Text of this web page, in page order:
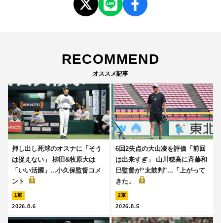
RECOMMEND
オススメ記事
押し出し死球のオスナに「そう
は捉えない」 柳田&牧原大は
「いい活躍」...小久保監督コメ
ント
1軍
2026.8.6
6回2失点の大山凌を評価「前回
は出来すぎ」 山川穂高に斉藤和
巳監督が“太鼓判”...「上がって
きた」
2軍
2026.8.5